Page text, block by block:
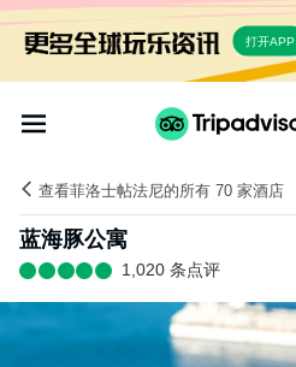
打开APP
查看菲洛士帖法尼的所有 70 家酒店
蓝海豚公寓
1,020 条点评